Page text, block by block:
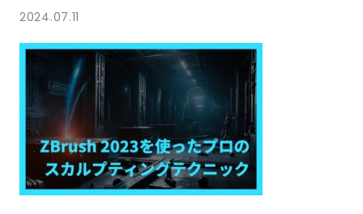
2024.07.11
料金
よくあるご質問
お知らせ
ブログ